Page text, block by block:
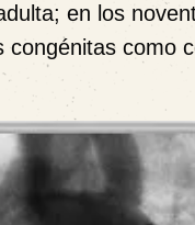
en los
como